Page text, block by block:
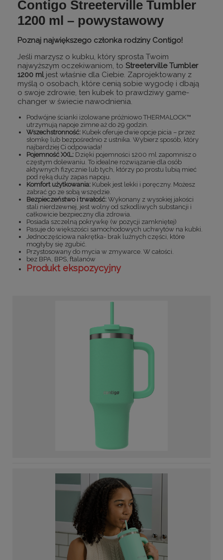
Contigo Streeterville Tumbler
1200 ml – powystawowy
Poznaj największego członka rodziny Contigo!
Jeśli marzysz o kubku, który sprosta Twoim
najwyższym oczekiwaniom, to Streeterville Tumbler
1200 mljest właśnie dla Ciebie. Zaprojektowany z
myślą o osobach, które cenią sobie wygodę i dbają
o swoje zdrowie, ten kubek to prawdziwy game-
changer w świecie nawodnienia.
Podwójne ścianki izolowane próżniowo THERMALOCK™
utrzymują napoje zimne aż do 29 godzin.
Wszechstronność: Kubek oferuje dwie opcje picia – przez
słomkę lub bezpośrednio z ustnika. Wybierz sposób, który
najbardziej Ci odpowiada!
Pojemność XXL: Dzięki pojemności 1200 ml zapomnisz o
częstym dolewaniu. To idealne rozwiązanie dla osób
aktywnych fizycznie lub tych, którzy po prostu lubią mieć
pod ręką duży zapas napoju.
Komfort użytkowania: Kubek jest lekki i poręczny. Możesz
zabrać go ze sobą wszędzie.
Bezpieczeństwo i trwałość: Wykonany z wysokiej jakości
stali nierdzewnej, jest wolny od szkodliwych substancji i
całkowicie bezpieczny dla zdrowia.
Posiada szczelną pokrywkę (w pozycji zamkniętej)
Pasuje do większości samochodowych uchwytów na kubki.
Jednoczęściowa nakrętka- brak luźnych części, które
mogłyby się zgubić.
Przystosowany do mycia w zmywarce. W całości.
bez BPA, BPS, ftalanów
Produkt ekspozycyjny